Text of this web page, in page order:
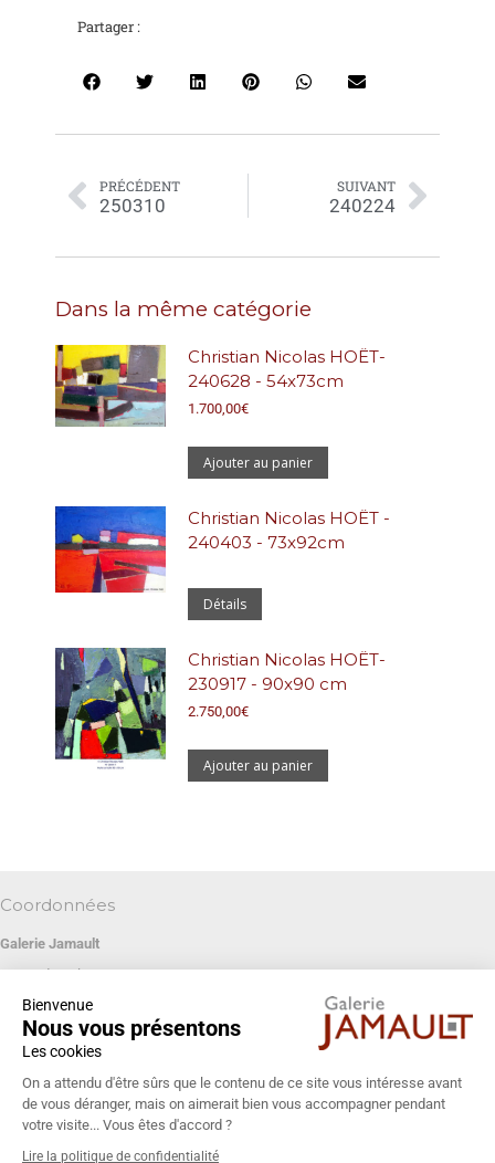
Bienvenue
Nous vous présentons
Les cookies
On a attendu d'être sûrs que le contenu de ce site vous intéresse avant
de vous déranger, mais on aimerait bien vous accompagner pendant
votre visite... Vous êtes d'accord ?
Lire la politique de confidentialité
Partager :
PRÉCÉDENT
250310
SUIVANT
240224
Dans la même catégorie
Christian Nicolas HOËT-
240628 - 54x73cm
1.700,00€
Ajouter au panier
Christian Nicolas HOËT -
240403 - 73x92cm
Détails
Christian Nicolas HOËT-
230917 - 90x90 cm
2.750,00€
Ajouter au panier
Coordonnées
Galerie Jamault
19 rue des Blancs Manteaux
75004 PARIS
+33 (0)1 42 74 13 85
galeriejamault@gmail.com